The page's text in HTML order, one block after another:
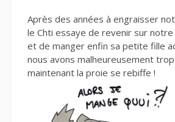
Après des années à engraisser
le Chti essaye de revenir sur
et de manger enfin sa petite fille
nous avons malheureusement
maintenant la proie se rebiffe !